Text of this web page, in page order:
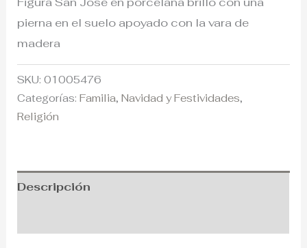
pierna en el suelo apoyado con la vara de
madera
SKU:01005476
Categorías:Familia,Navidad y Festividades,
Religión
Descripción